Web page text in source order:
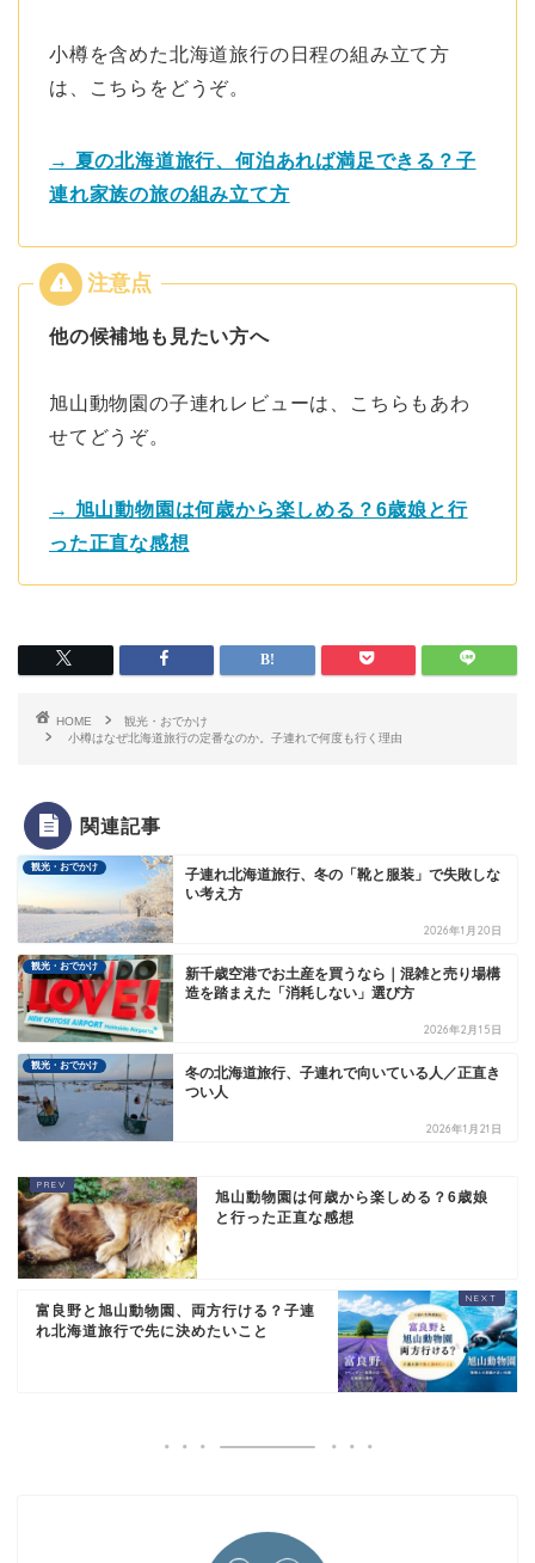
小樽を含めた北海道旅行の日程の組み立て方
は、こちらをどうぞ。
→ 夏の北海道旅行、何泊あれば満足できる？子
連れ家族の旅の組み立て方
他の候補地も見たい方へ
旭山動物園の子連れレビューは、こちらもあわ
せてどうぞ。
→ 旭山動物園は何歳から楽しめる？6歳娘と行
った正直な感想
HOME
観光・おでかけ
小樽はなぜ北海道旅行の定番なのか。子連れで何度も行く理由
関連記事
観光・おでかけ
子連れ北海道旅行、冬の「靴と服装」で失敗しな
い考え方
2026年1月20日
観光・おでかけ
新千歳空港でお土産を買うなら｜混雑と売り場構
造を踏まえた「消耗しない」選び方
2026年2月15日
観光・おでかけ
冬の北海道旅行、子連れで向いている人／正直き
つい人
2026年1月21日
旭山動物園は何歳から楽しめる？6歳娘
と行った正直な感想
富良野と旭山動物園、両方行ける？子連
れ北海道旅行で先に決めたいこと